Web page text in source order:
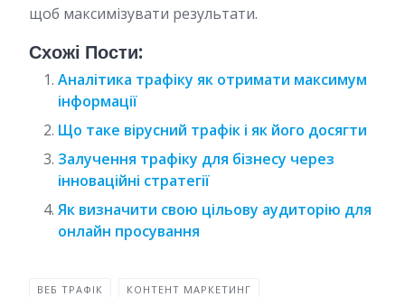
щоб максимізувати результати.
Схожі Пости:
Аналітика трафіку як отримати максимум
інформації
Що таке вірусний трафік і як його досягти
Залучення трафіку для бізнесу через
інноваційні стратегії
Як визначити свою цільову аудиторію для
онлайн просування
ВЕБ ТРАФІК КОНТЕНТ МАРКЕТИНГ